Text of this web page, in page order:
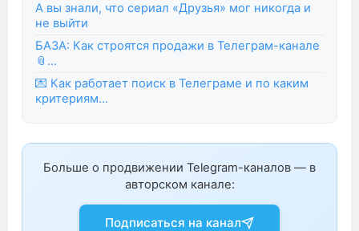
А вы знали, что сериал «Друзья» мог никогда и
не выйти
БАЗА: Как строятся продажи в Телеграм-канале
📎...
💌 Как работает поиск в Телеграме и по каким
критериям...
Больше о продвижении Telegram-каналов — в
авторском канале:
Подписаться на канал